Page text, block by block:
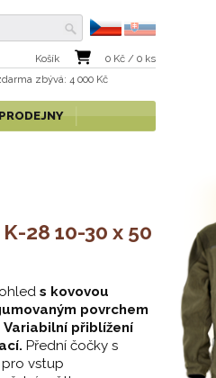
Košík 0Kč / 0ks
zbývá: 4 000 Kč
28 10-30 x 50
s kovovou
povrchem
Variabilní přiblížení
Přední čočky s
vstup